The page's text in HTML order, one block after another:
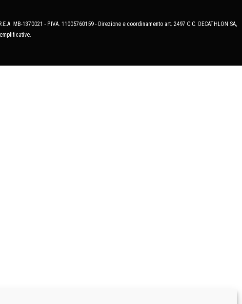
MB-1370021 - P.IVA. 11005760159 - Direzione e coordinamento art. 2497 C.C. DECATHLON SA,